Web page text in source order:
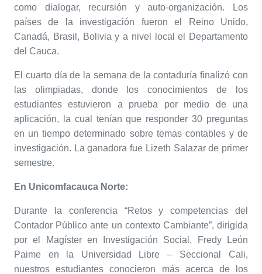
como dialogar, recursión y auto-organización. Los
países de la investigación fueron el Reino Unido,
Canadá, Brasil, Bolivia y a nivel local el Departamento
del Cauca.
El cuarto día de la semana de la contaduría finalizó con
las olimpiadas, donde los conocimientos de los
estudiantes estuvieron a prueba por medio de una
aplicación, la cual tenían que responder 30 preguntas
en un tiempo determinado sobre temas contables y de
investigación. La ganadora fue Lizeth Salazar de primer
semestre.
En Unicomfacauca Norte:
Durante la conferencia “Retos y competencias del
Contador Público ante un contexto Cambiante”, dirigida
por el Magíster en Investigación Social, Fredy León
Paime en la Universidad Libre – Seccional Cali,
nuestros estudiantes conocieron más acerca de los